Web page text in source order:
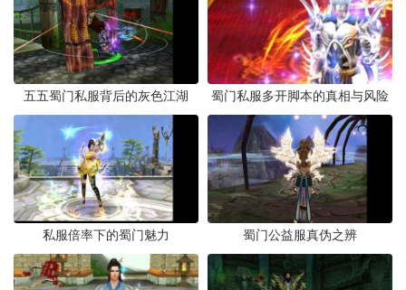
五五蜀门私服背后的灰色江湖 蜀门私服多开脚本的真相与风险
私服倍率下的蜀门魅力 蜀门公益服真伪之辨